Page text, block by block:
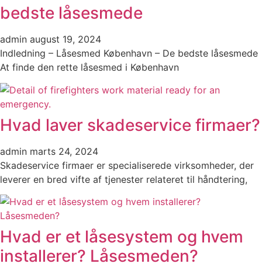
bedste låsesmede
admin august 19, 2024
Indledning – Låsesmed København – De bedste låsesmede
At finde den rette låsesmed i København
Hvad laver skadeservice firmaer?
admin marts 24, 2024
Skadeservice firmaer er specialiserede virksomheder, der
leverer en bred vifte af tjenester relateret til håndtering,
Hvad er et låsesystem og hvem
installerer? Låsesmeden?